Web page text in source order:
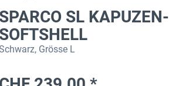
SPARCO SL KAPUZEN-
SOFTSHELL
Grösse L